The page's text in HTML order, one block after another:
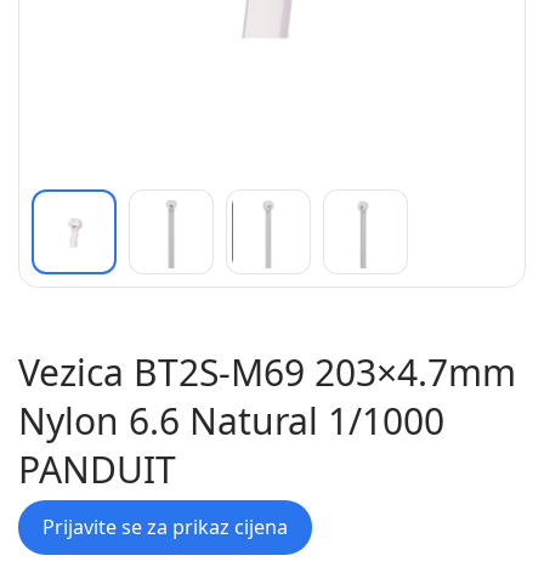
Vezica BT2S-M69 203×4.7mm
Nylon 6.6 Natural 1/1000
PANDUIT
Prijavite se za prikaz cijena